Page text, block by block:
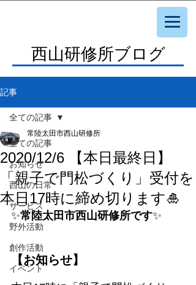
西山研修所ブログ
記事
全ての記事
お知らせ
西山の日常
サービス
野外活動
創作活動
イベント
全ての記事
2020/12/6 【本日最終日】
「親子で門松づくり」受付を
本日17時に締め切ります🎍
常陸太田市西山研修所
✨常陸太田市西山研修所です✨
【お知らせ】